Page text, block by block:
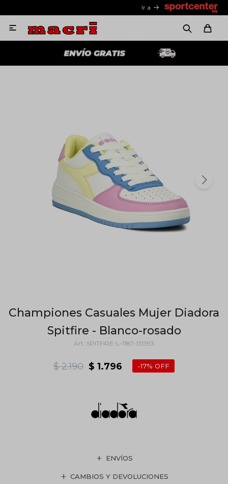
Ir a

Championes Casuales Mujer Diadora
Spitfire - Blanco-rosado
SPITFIRE-L-1187-131393
$ 1.796
$ 2.190 17
ENVÍOS
CAMBIOS Y DEVOLUCIONES